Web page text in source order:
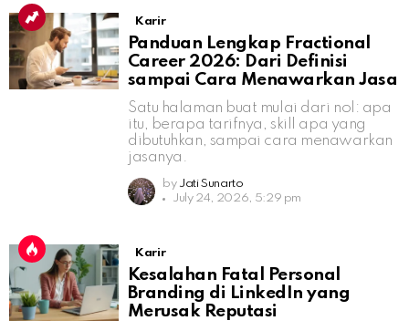
Karir
Panduan Lengkap Fractional
Career 2026: Dari Definisi
sampai Cara Menawarkan Jasa
Satu halaman buat mulai dari nol: apa
itu, berapa tarifnya, skill apa yang
dibutuhkan, sampai cara menawarkan
jasanya.
by Jati Sunarto
July 24, 2026, 5:29 pm
Karir
Kesalahan Fatal Personal
Branding di LinkedIn yang
Merusak Reputasi